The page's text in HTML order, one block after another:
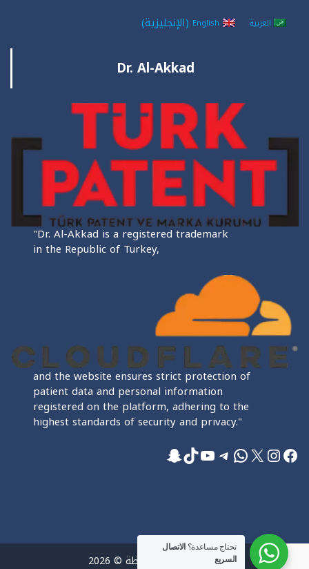
العربية English
(الإنجليزية)
Dr. Al-Akkad
"Dr. Al-Akkad is a registered trademark
in the Republic of Turkey,
and the website ensures strict protection of
patient data and personal information
registered on the platform, adhering to the
highest standards of security and privacy."
فيسبوك
إنستجرام
إكسواتساب
تيليجرام
يوتيوب
تيك توك
سناب شات
جميع الحقوق محفوظة © 2026
تحتاج مساعدة؟ الاتصال
السريع